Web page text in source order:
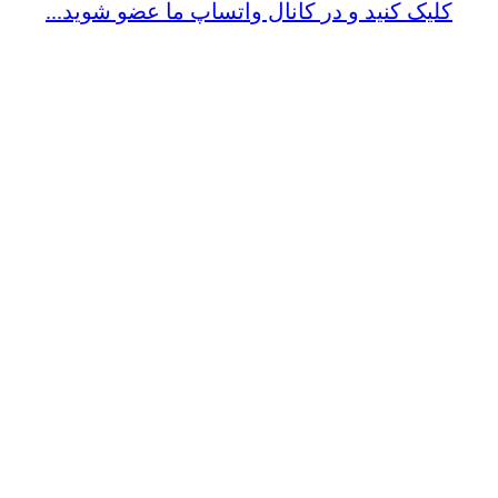
کلیک کنید و در کانال واتساپ ما عضو شوید...